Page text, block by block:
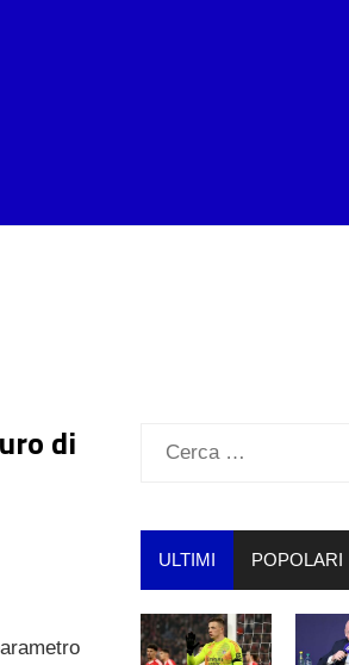
di
Ricerca
ULTIMI POPOLARI